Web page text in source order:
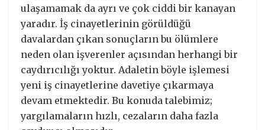
ulaşamamak da ayrı ve çok ciddi bir kanayan
yaradır. İş cinayetlerinin görüldüğü
davalardan çıkan sonuçların bu ölümlere
neden olan işverenler açısından herhangi bir
caydırıcılığı yoktur. Adaletin böyle işlemesi
yeni iş cinayetlerine davetiye çıkarmaya
devam etmektedir. Bu konuda talebimiz;
yargılamaların hızlı, cezaların daha fazla